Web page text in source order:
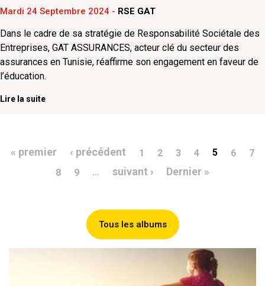
Mardi 24 Septembre 2024 - RSE GAT
Dans le cadre de sa stratégie de Responsabilité Sociétale des
Entreprises, GAT ASSURANCES, acteur clé du secteur des
assurances en Tunisie, réaffirme son engagement en faveur de
l’éducation.
Lire la suite
Pagination
« premierPremière page
‹ précédent Page précédente
1 2 3 4 5 6
7
8
9 … suivant ›Page suivante
Dernier »Dernière
Tous les albums